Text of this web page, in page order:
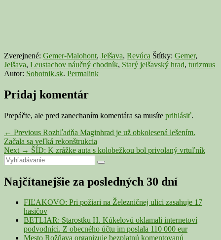
Zverejnené: Gemer-Malohont, Jelšava, Revúca Štítky: Gemer,
Jelšava, Leustachov náučný chodník, Starý jelšavský hrad, turizmus
Autor: Sobotnik.sk. Permalink
Pridaj komentár
Prepáčte, ale pred zanechaním komentára sa musíte prihlásiť.
Navigácia
v
článku
← Previous Previous
post:
Rozhľadňa Maginhrad je už obkolesená lešením.
Začala sa veľká rekonštrukcia
Next → Next
post:
ŠÍD: K zrážke auta s kolobežkou bol privolaný vrtuľník
Primary
Sidebar
Widget
Area
Search
for:
Search
Najčítanejšie za posledných 30 dní
FIĽAKOVO: Pri požiari na Železničnej ulici zasahuje 17
hasičov
BETLIAR: Starostku H. Kúkelovú oklamali internetoví
podvodníci. Z obecného účtu im poslala 110 000 eur
Mesto Rožňava organizuje bezplatnú komentovanú